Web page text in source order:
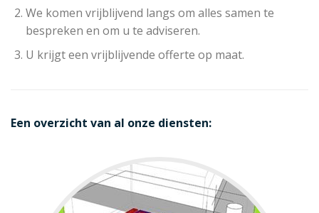
We komen vrijblijvend langs om alles samen te
bespreken en om u te adviseren.
U krijgt een vrijblijvende offerte op maat.
Een overzicht van al onze diensten: